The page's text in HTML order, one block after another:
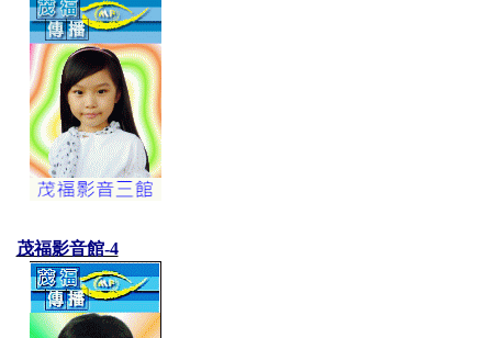
茂福影音館-4